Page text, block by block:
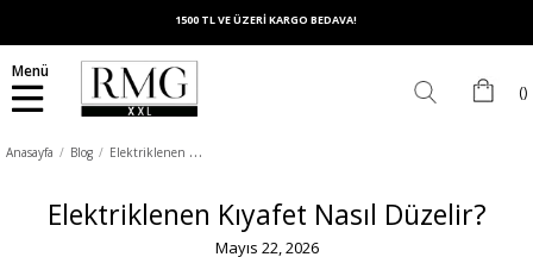
1500 TL VE ÜZERİ KARGO BEDAVA!
Menü
Anasayfa Blog E
lektriklenen Kıyafet Nasıl Düzelir?
Elektriklenen Kıyafet Nasıl Düzelir?
Mayıs 22, 2026